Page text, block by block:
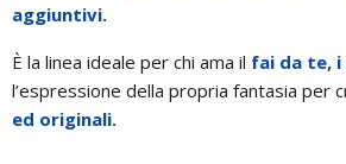
aggiuntivi.
È la linea ideale per chi ama il fai da te,
l’espressione della propria fantasia per
ed originali.